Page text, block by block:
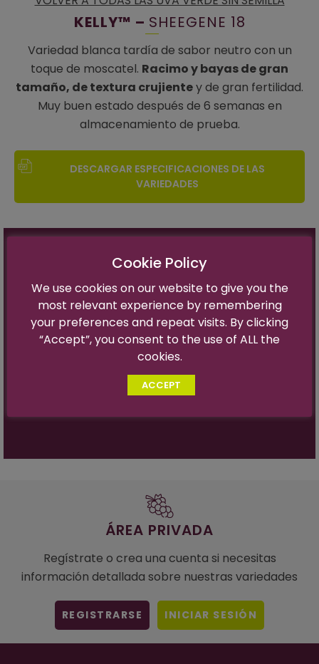
KELLY™ – SHEEGENE 18
Variedad blanca tardía de sabor neutro con un
toque de moscatel. Racimo y bayas de gran
tamaño, de textura crujientey de gran fertilidad.
Muy buen estado después de 6 semanas en
almacenamiento de prueba.
DESCARGAR ESPECIFICACIONES DE LAS
VARIEDADES
Nombre de variedad:Sheegene 18
Nombre de marca comercial:
Kelly™
Cosecha:Crimson -1 semana
Sabor:Moscatel Suave
Tamaño Bayas:Grande (18- 24mm)
17- 19°
Muy alta (Ratio 1.2- 1.3)
Medio- Fuerte
ÁREA PRIVADA
Regístrate o crea una cuenta si necesitas
información detallada sobre nuestras variedades
REGISTRARSE INICIAR SESIÓN
Cookie Policy
We use cookies on our website to give you the
most relevant experience by remembering
your preferences and repeat visits. By clicking
“Accept”, you consent to the use of ALL the
cookies.
ACCEPT